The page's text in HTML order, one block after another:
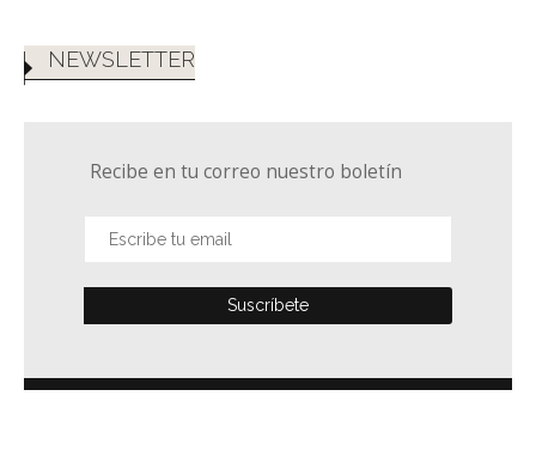
NEWSLETTER
Recibe en tu correo nuestro boletín